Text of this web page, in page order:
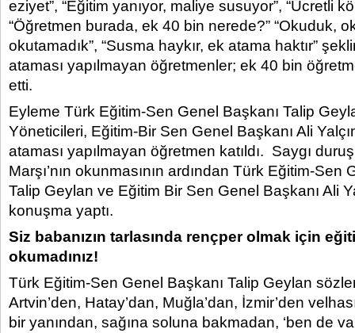
eziyet”, “Eğitim yanıyor, maliye susuyor”, “Ücretli
“Öğretmen burada, ek 40 bin nerede?” “Okuduk,
okutamadık”, “Susma haykır, ek atama haktır”
ataması yapılmayan öğretmenler; ek 40 bin
etti.
Eyleme Türk Eğitim-Sen Genel Başkanı Talip
Yöneticileri, Eğitim-Bir Sen Genel Başkanı Ali
ataması yapılmayan öğretmen katıldı. Saygı
Marşı’nın okunmasının ardından Türk Eğitim-Sen
Talip Geylan ve Eğitim Bir Sen Genel Başkanı Ali
konuşma yaptı.
Siz babanızın tarlasında rençper olmak için
okumadınız!
Türk Eğitim-Sen Genel Başkanı Talip Geylan
Artvin’den, Hatay’dan, Muğla’dan, İzmir’den
bir yanından, sağına soluna bakmadan, ‘ben de